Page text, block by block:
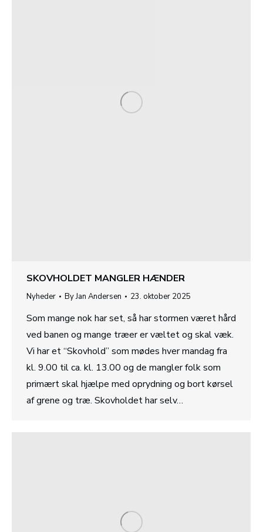
SKOVHOLDET MANGLER HÆNDER
Nyheder ByJan Andersen 23. oktober 2025
Som mange nok har set, så har stormen været hård
ved banen og mange træer er væltet og skal væk.
Vi har et “Skovhold” som mødes hver mandag fra
kl. 9.00 til ca. kl. 13.00 og de mangler folk som
primært skal hjælpe med oprydning og bort kørsel
af grene og træ. Skovholdet har selv…